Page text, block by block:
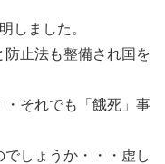
しました。
止法も整備され国を
・それでも「餓死」事
しょうか・・・虚し